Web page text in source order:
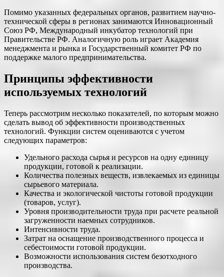
Помимо указанных федеральных органов, развитием научно-
технической сферы в регионах занимаются Инновационный
Союз РФ, Международный инкубатор технологий при
Правительстве РФ. Аналогичную роль играет Академия
менеджмента и рынка и Государственный комитет РФ по
поддержке малого предпринимательства.
Принципы эффективности
используемых технологий
Теперь рассмотрим несколько показателей, по которым можно
сделать вывод об эффективности производственных
технологий. Функции систем оцениваются с учетом
следующих параметров:
Удельного расхода сырья и ресурсов на одну единицу
продукции, готовой к реализации.
Количества полезных веществ, извлекаемых из единицы
сырьевого материала.
Качества и экологической чистоты готовой продукции
(товаров, услуг).
Уровня производительности труда при расчете реальной
загруженности наемных сотрудников.
Интенсивности труда.
Затрат на оснащение производственного процесса и
себестоимости готовой продукции.
Возможности использования систем безотходного
производства.